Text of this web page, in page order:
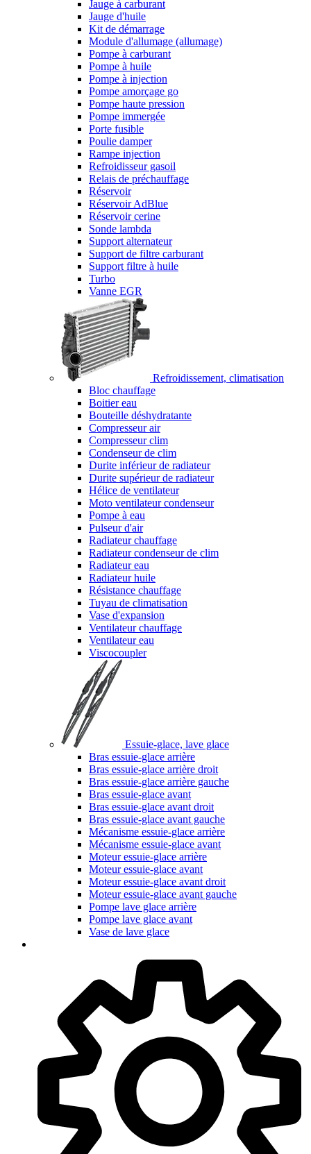
Jauge à carburant
Jauge d'huile
Kit de démarrage
Module d'allumage (allumage)
Pompe à carburant
Pompe à huile
Pompe à injection
Pompe amorçage go
Pompe haute pression
Pompe immergée
Porte fusible
Poulie damper
Rampe injection
Refroidisseur gasoil
Relais de préchauffage
Réservoir
Réservoir AdBlue
Réservoir cerine
Sonde lambda
Support alternateur
Support de filtre carburant
Support filtre à huile
Turbo
Vanne EGR
Refroidissement, climatisation
Bloc chauffage
Boitier eau
Bouteille déshydratante
Compresseur air
Compresseur clim
Condenseur de clim
Durite inférieur de radiateur
Durite supérieur de radiateur
Hélice de ventilateur
Moto ventilateur condenseur
Pompe à eau
Pulseur d'air
Radiateur chauffage
Radiateur condenseur de clim
Radiateur eau
Radiateur huile
Résistance chauffage
Tuyau de climatisation
Vase d'expansion
Ventilateur chauffage
Ventilateur eau
Viscocoupler
Essuie-glace, lave glace
Bras essuie-glace arrière
Bras essuie-glace arrière droit
Bras essuie-glace arrière gauche
Bras essuie-glace avant
Bras essuie-glace avant droit
Bras essuie-glace avant gauche
Mécanisme essuie-glace arrière
Mécanisme essuie-glace avant
Moteur essuie-glace arrière
Moteur essuie-glace avant
Moteur essuie-glace avant droit
Moteur essuie-glace avant gauche
Pompe lave glace arrière
Pompe lave glace avant
Vase de lave glace